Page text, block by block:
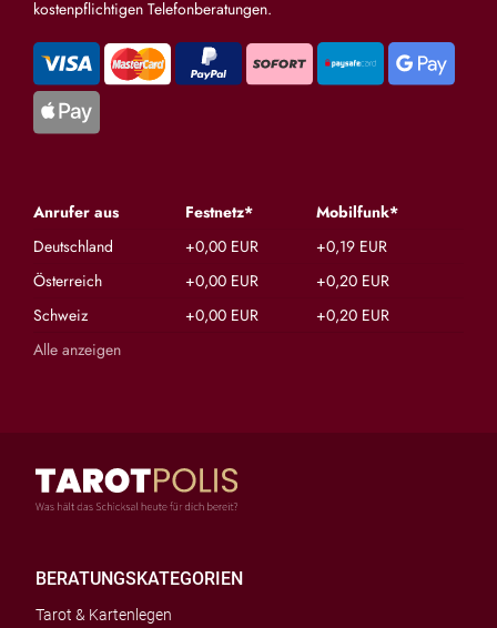
kostenpflichtigen Telefonberatungen.
Anrufer aus Festnetz*
Mobilfunk*
Deutschland
+0,00 EUR
+0,19 EUR
Österreich
+0,00 EUR
+0,20 EUR
Schweiz
+0,00 EUR
+0,20 EUR
Alle anzeigen
BERATUNGSKATEGORIEN
Tarot & Kartenlegen